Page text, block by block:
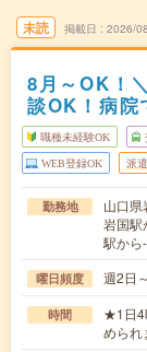
未読 掲載日 2026/
8月～OK！
談OK！病院
職種未経験OK
WEB登録OK 派遣
勤務地
山口県
岩国駅
駅から
曜日頻度 週2日
時間
★1日4
めら